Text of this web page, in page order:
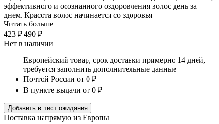
эффективного и осознанного оздоровления волос день за
днем. Красота волос начинается со здоровья.
Читать больше
423 ₽ 490 ₽
Нет в наличии
Европейский товар, срок доставки примерно 14 дней,
требуется заполнить дополнительные данные
Почтой России от 0 ₽
В пункте выдачи от 0 ₽
Добавить в лист ожидания
Поставка напрямую из Европы